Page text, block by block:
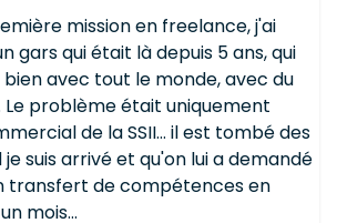
mission en freelance, j'ai
gars qui était là depuis 5 ans, qui
avec tout le monde, avec du
Le problème était uniquement
de la SSII... il est tombé des
je suis arrivé et qu'on lui a demandé
transfert de compétences en
mois...